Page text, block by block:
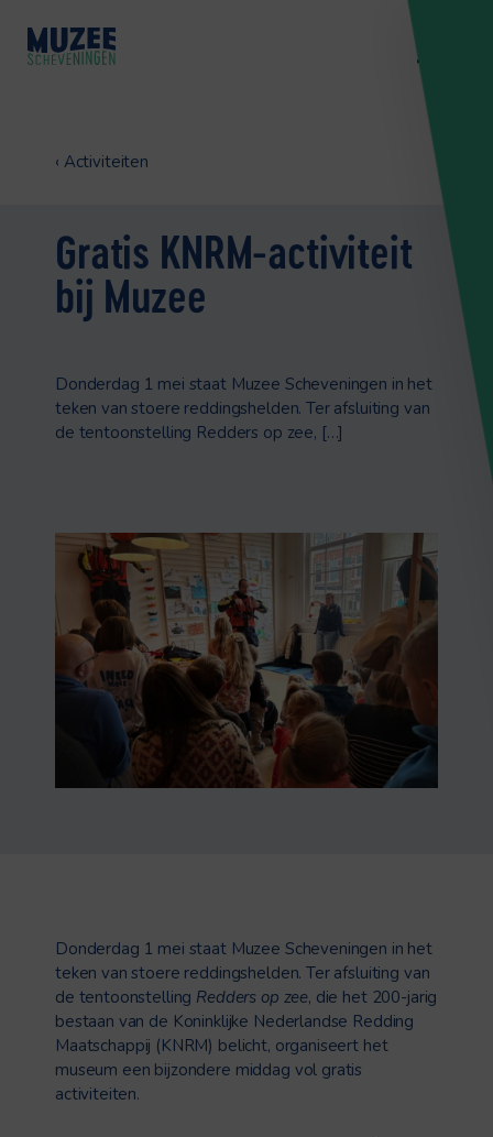
‹ Activiteiten
Gratis KNRM-activiteit
bij Muzee
Donderdag 1 mei staat Muzee Scheveningen in het
teken van stoere reddingshelden. Ter afsluiting van
de tentoonstelling Redders op zee, […]
Donderdag 1 mei staat Muzee Scheveningen in het
teken van stoere reddingshelden. Ter afsluiting van
de tentoonstelling Redders op zee, die het 200-jarig
bestaan van de Koninklijke Nederlandse Redding
Maatschappij (KNRM) belicht, organiseert het
museum een bijzondere middag vol gratis
activiteiten.